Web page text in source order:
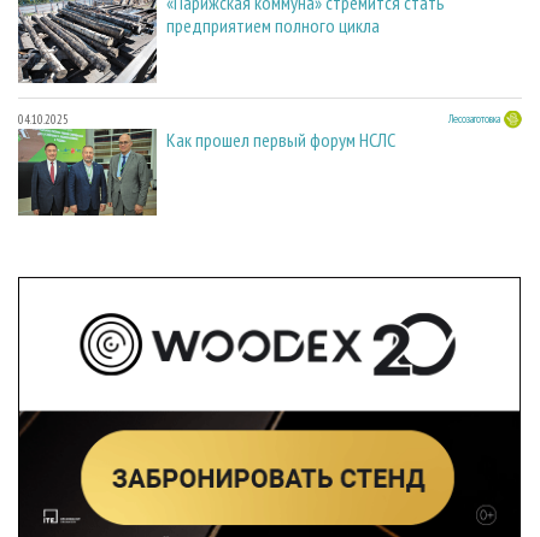
предприятием полного цикла
04.10.2025 Лесозаготовка
Как прошел первый форум НСЛС